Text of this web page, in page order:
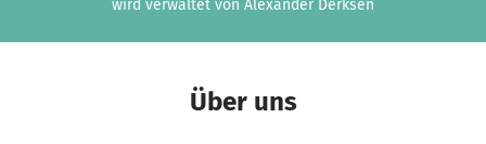
wird verwaltet von Alexander Derksen
Über uns